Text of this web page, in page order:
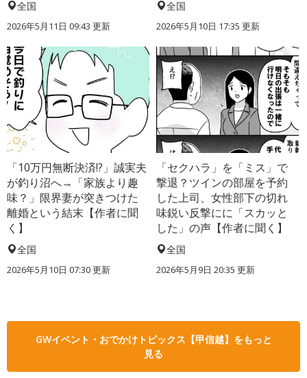
全国
2026年5月11日 09:43 更新
全国
2026年5月10日 17:35 更新
「10万円無断決済!?」誠実夫
が釣り沼へ→「家族より趣
味？」限界妻が突きつけた
離婚という結末【作者に聞
く】
全国
2026年5月10日 07:30 更新
「セクハラ」を「ミス」で
撃退？ツインの部屋を予約
した上司、女性部下の切れ
味鋭い反撃にに「スカッと
した」の声【作者に聞く】
全国
2026年5月9日 20:35 更新
GWイベント・おでかけトピックス【甲信越】をもっと
見る